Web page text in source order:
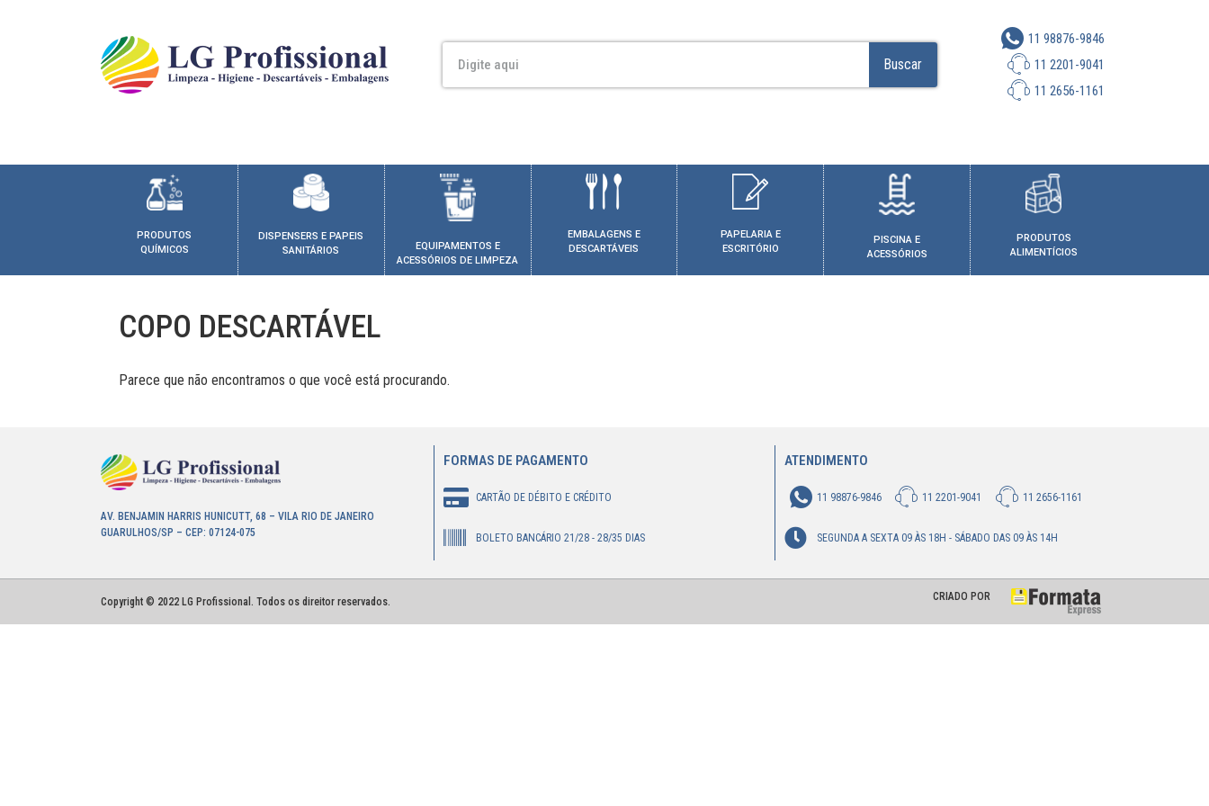
Buscar
11 98876-9846
11 2201-9041
11 2656-1161
PRODUTOS
QUÍMICOS
DISPENSERS E PAPEIS
SANITÁRIOS
EQUIPAMENTOS E
ACESSÓRIOS DE LIMPEZA
EMBALAGENS E
DESCARTÁVEIS
PAPELARIA E
ESCRITÓRIO
PISCINA E
ACESSÓRIOS
PRODUTOS
ALIMENTÍCIOS
COPO DESCARTÁVEL
Parece que não encontramos o que você está procurando.
AV. BENJAMIN HARRIS HUNICUTT, 68 – VILA RIO DE JANEIRO
GUARULHOS/SP – CEP: 07124-075
FORMAS DE PAGAMENTO
CARTÃO DE DÉBITO E CRÉDITO
BOLETO BANCÁRIO 21/28 - 28/35 DIAS
ATENDIMENTO
11 98876-9846 11 2201-9041 11 2656-1161
SEGUNDA A SEXTA 09 ÀS 18H - SÁBADO DAS 09 ÀS 14H
Copyright © 2022 LG Profissional. Todos os direitor reservados. CRIADO POR